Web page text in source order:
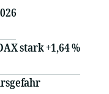
stark +1,64 %